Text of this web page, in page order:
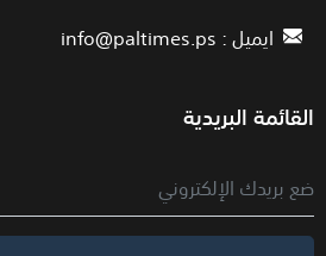
ايميل :info@paltimes.ps
القائمة البريدية